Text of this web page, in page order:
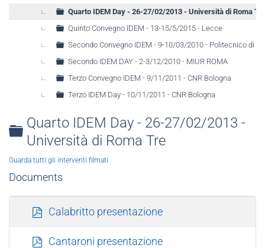
Quarto IDEM Day - 26-27/02/2013 - Università di Roma
Quinto Convegno IDEM - 13-15/5/2015 - Lecce
Secondo Convegno IDEM - 9-10/03/2010 - Politecnico di
Secondo IDEM DAY - 2-3/12/2010 - MIUR ROMA
Terzo Convegno IDEM - 9/11/2011 - CNR Bologna
Terzo IDEM Day - 10/11/2011 - CNR Bologna
Folder
Quarto IDEM Day - 26-27/02/2013 -
Università di Roma Tre
Guarda tutti gli interventi filmati
Documents
pCalabritto presentazione
pCantaroni presentazione